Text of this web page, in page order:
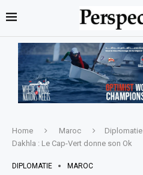
Home Maroc Diplomatie
Dakhla : Le Cap-Vert donne son Ok
DIPLOMATIE MAROC